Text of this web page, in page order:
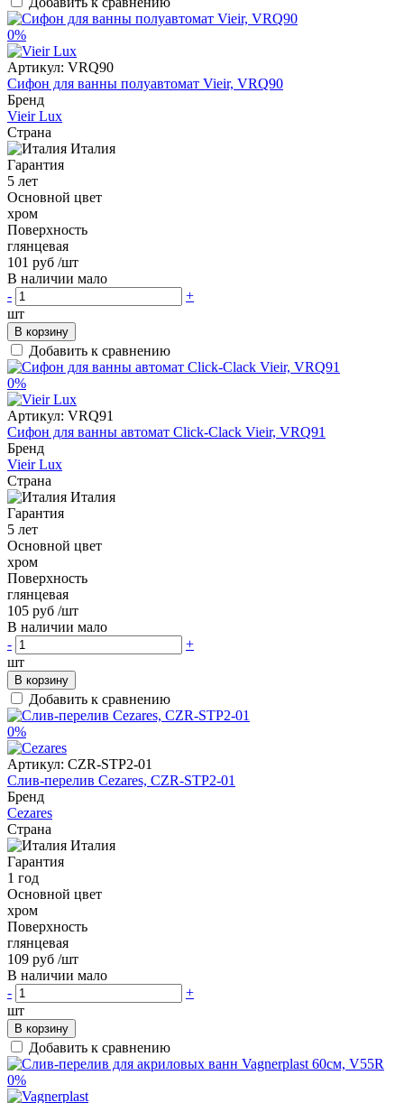
0%
Артикул: VRQ90
Сифон для ванны полуавтомат Vieir, VRQ90
Бренд
Vieir Lux
Страна
Италия
Гарантия
5 лет
Основной цвет
хром
Поверхность
глянцевая
101 руб /шт
В наличии мало
-
+
шт
В корзину
Добавить к сравнению
0%
Артикул: VRQ91
Сифон для ванны автомат Click-Clack Vieir, VRQ91
Бренд
Vieir Lux
Страна
Италия
Гарантия
5 лет
Основной цвет
хром
Поверхность
глянцевая
105 руб /шт
В наличии мало
-
+
шт
В корзину
Добавить к сравнению
0%
Артикул: CZR-STP2-01
Слив-перелив Cezares, CZR-STP2-01
Бренд
Cezares
Страна
Италия
Гарантия
1 год
Основной цвет
хром
Поверхность
глянцевая
109 руб /шт
В наличии мало
-
+
шт
В корзину
Добавить к сравнению
0%